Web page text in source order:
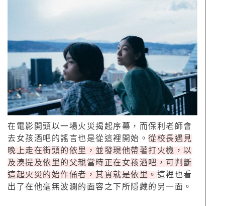
在電影開頭以一場火災揭起序幕，而保利老師會
去女孩酒吧的謠言也是從這裡開始。 從校長遇見
晚上走在街頭的依里，並發現他帶著打火機，以
及湊提及依里的父親當時正在女孩酒吧，可判斷
這起火災的始作俑者，其實就是依里。 這裡也看
出了在他毫無波瀾的面容之下所隱藏的另一面。